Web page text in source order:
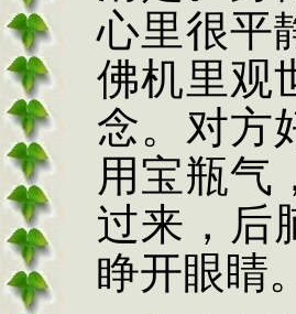
心里很平
佛机里观
念。对方
用宝瓶气
过来，后
睁开眼睛。